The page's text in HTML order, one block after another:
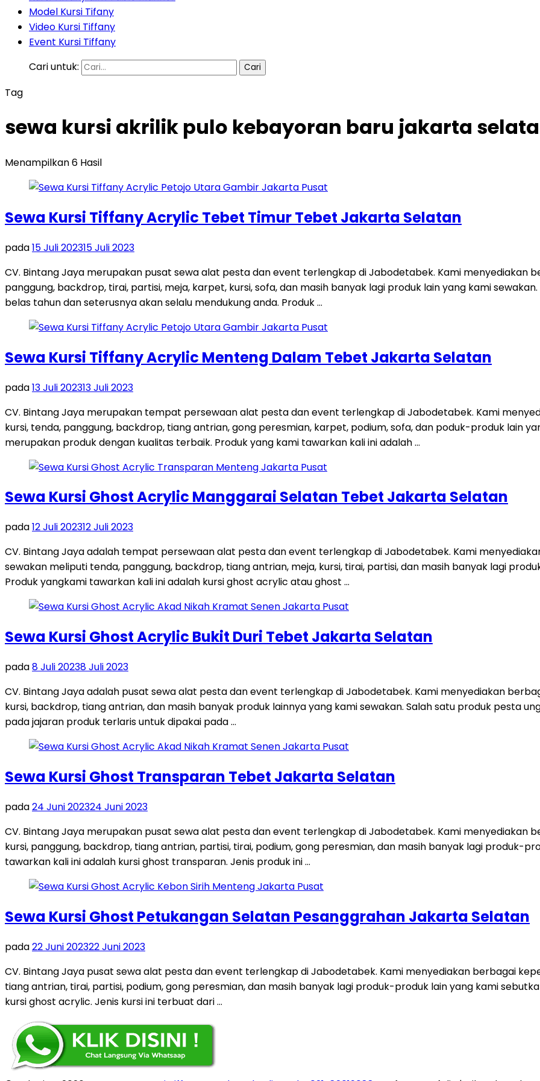
Model Kursi Tifany
Video Kursi Tiffany
Event Kursi Tiffany
Cari untuk:
Tag
sewa kursi akrilik pulo kebayoran baru jakarta
Menampilkan 6 Hasil
Sewa Kursi Tiffany Acrylic Tebet Timur Tebet Jakarta Selatan
pada15 Juli 202315 Juli 2023
CV. Bintang Jaya merupakan pusat sewa alat pesta dan event terlengkap di Jabodetabek. Kami menyediakan
panggung, backdrop, tirai, partisi, meja, karpet, kursi, sofa, dan masih banyak lagi produk lain yang kami
belas tahun dan seterusnya akan selalu mendukung anda. Produk …
Sewa Kursi Tiffany Acrylic Menteng Dalam Tebet Jakarta Selatan
pada13 Juli 202313 Juli 2023
CV. Bintang Jaya merupakan tempat persewaan alat pesta dan event terlengkap di Jabodetabek. Kami
kursi, tenda, panggung, backdrop, tiang antrian, gong peresmian, karpet, podium, sofa, dan poduk-produk lain
merupakan produk dengan kualitas terbaik. Produk yang kami tawarkan kali ini adalah …
Sewa Kursi Ghost Acrylic Manggarai Selatan Tebet Jakarta Selatan
pada12 Juli 202312 Juli 2023
CV. Bintang Jaya adalah tempat persewaan alat pesta dan event terlengkap di Jabodetabek. Kami
sewakan meliputi tenda, panggung, backdrop, tiang antrian, meja, kursi, tirai, partisi, dan masih banyak lagi
Produk yangkami tawarkan kali ini adalah kursi ghost acrylic atau ghost …
Sewa Kursi Ghost Acrylic Bukit Duri Tebet Jakarta Selatan
pada8 Juli 20238 Juli 2023
CV. Bintang Jaya adalah pusat sewa alat pesta dan event terlengkap di Jabodetabek. Kami menyediakan
kursi, backdrop, tiang antrian, dan masih banyak produk lainnya yang kami sewakan. Salah satu produk pesta
pada jajaran produk terlaris untuk dipakai pada …
Sewa Kursi Ghost Transparan Tebet Jakarta Selatan
pada24 Juni 202324 Juni 2023
CV. Bintang Jaya merupakan pusat sewa alat pesta dan event terlengkap di Jabodetabek. Kami menyediakan
kursi, panggung, backdrop, tiang antrian, partisi, tirai, podium, gong peresmian, dan masih banyak lagi produk-
tawarkan kali ini adalah kursi ghost transparan. Jenis produk ini …
Sewa Kursi Ghost Petukangan Selatan Pesanggrahan Jakarta Selatan
pada22 Juni 202322 Juni 2023
CV. Bintang Jaya pusat sewa alat pesta dan event terlengkap di Jabodetabek. Kami menyediakan berbagai
tiang antrian, tirai, partisi, podium, gong peresmian, dan masih banyak lagi produk-produk lain yang kami
kursi ghost acrylic. Jenis kursi ini terbuat dari …